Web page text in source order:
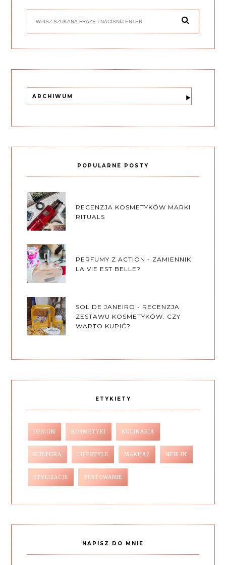
ARCHIWUM
POPULARNE POSTY
RECENZJA KOSMETYKÓW MARKI
RITUALS
PERFUMY Z ACTION - ZAMIENNIK
LA VIE EST BELLE?
SOL DE JANEIRO - RECENZJA
ZESTAWU KOSMETYKÓW. CZY
WARTO KUPIĆ?
ETYKIETY
DESIGN KOSMETYKI KULINARIA
KULTURA LIFESTYLE MAKIJAŻ NEW IN
STYLIZACJE TESTOWANIE
NAPISZ DO MNIE